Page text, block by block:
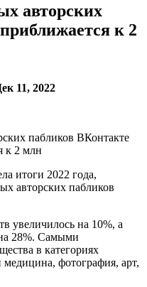
авторских
к 2
11, 2022
итоги 2022 года,
авторских пабликов
увеличилось на 10%, а
28%. Самыми
в категориях
фотография, арт,